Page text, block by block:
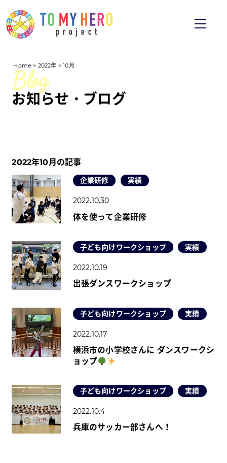
Home > 2022年 >10月
お知らせ・ブログ
2022年10月の記事
企業研修 実績
2022.10.30
体を使って企業研修
子ども向けワークショップ 実績
2022.10.19
出張ダンスワークショップ
子ども向けワークショップ 実績
2022.10.17
横浜市の小学校さんに ダンスワークシ
ョップ
子ども向けワークショップ 実績
2022.10.4
兵庫のサッカー部さんへ！ ⁡